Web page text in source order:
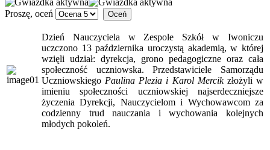
Proszę, oceń
Dzień Nauczyciela w Zespole Szkół w Iwoniczu
uczczono 13 października uroczystą akademią, w której
wzięli udział: dyrekcja, grono pedagogiczne oraz cała
społeczność uczniowska. Przedstawiciele Samorządu
Uczniowskiego Paulina Plezia i Karol Mercikzłożyli w
imieniu społeczności uczniowskiej najserdeczniejsze
życzenia Dyrekcji, Nauczycielom i Wychowawcom za
codzienny trud nauczania i wychowania kolejnych
młodych pokoleń.